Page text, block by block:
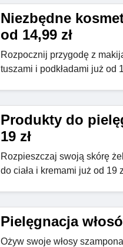
Niezbędne
od 14,99 zł
Rozpocznij przygodę z
tuszami i podkładami już od
Produkty do
19 zł
Rozpieszczaj swoją skórę
do ciała i kremami już od 19
Pielęgnacja
Ożyw swoje włosy